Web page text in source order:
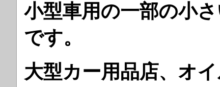
小型車用の一部の小
です。
大型カー用品店、オ